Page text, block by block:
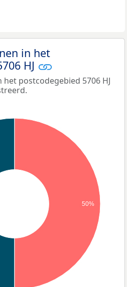
in het
HJ
postcodegebied 5706 HJ
50%